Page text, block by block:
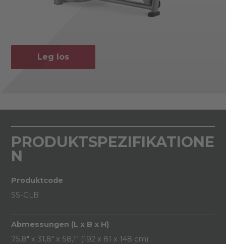
Leg los
PRODUKTSPEZIFIKATIONE
N
Produktcode
SS-GLB
Abmessungen (L x B x H)
75,8" x 31,8" x 58,1" (192 x 81 x 148 cm)